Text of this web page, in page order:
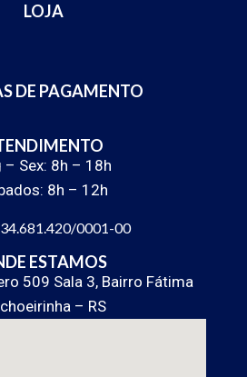
LOJA
DE PAGAMENTO
– Sex: 8h – 18h
8h – 12h
0001-00
ESTAMOS
509 Sala 3, Bairro Fátima
– RS